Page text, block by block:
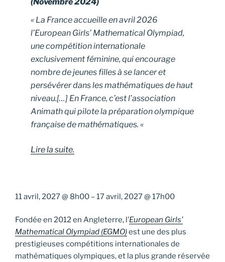
(Novembre 2024)
« La France accueille en avril 2026
l’European Girls’ Mathematical Olympiad,
une compétition internationale
exclusivement féminine, qui encourage
nombre de jeunes filles à se lancer et
persévérer dans les mathématiques de haut
niveau.[…] En France, c’est l’association
Animath qui pilote la préparation olympique
française de mathématiques. «
Lire la suite.
11 avril, 2027@ 8h00 –17 avril, 2027@ 17h00
Fondée en 2012 en Angleterre, l’European Girls’
Mathematical Olympiad (EGMO)est une des plus
prestigieuses compétitions internationales de
mathématiques olympiques, et la plus grande réservée